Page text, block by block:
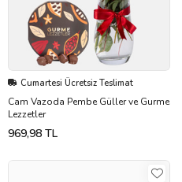
Cumartesi Ücretsiz Teslimat
Cam Vazoda Pembe Güller ve Gurme
Lezzetler
969,98 TL